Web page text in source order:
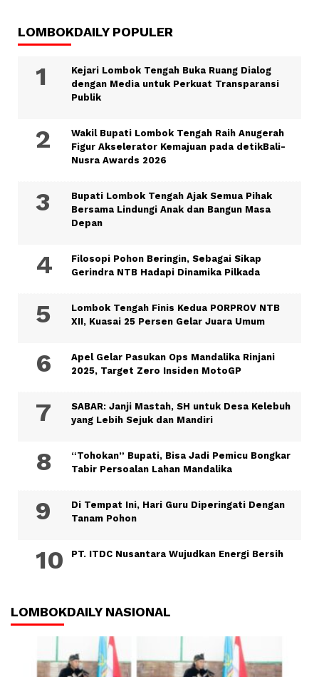
LOMBOKDAILY POPULER
Kejari Lombok Tengah Buka Ruang Dialog
dengan Media untuk Perkuat Transparansi
Publik
Wakil Bupati Lombok Tengah Raih Anugerah
Figur Akselerator Kemajuan pada detikBali-
Nusra Awards 2026
Bupati Lombok Tengah Ajak Semua Pihak
Bersama Lindungi Anak dan Bangun Masa
Depan
Filosopi Pohon Beringin, Sebagai Sikap
Gerindra NTB Hadapi Dinamika Pilkada
Lombok Tengah Finis Kedua PORPROV NTB
XII, Kuasai 25 Persen Gelar Juara Umum
Apel Gelar Pasukan Ops Mandalika Rinjani
2025, Target Zero Insiden MotoGP
SABAR: Janji Mastah, SH untuk Desa Kelebuh
yang Lebih Sejuk dan Mandiri
“Tohokan” Bupati, Bisa Jadi Pemicu Bongkar
Tabir Persoalan Lahan Mandalika
Di Tempat Ini, Hari Guru Diperingati Dengan
Tanam Pohon
PT. ITDC Nusantara Wujudkan Energi Bersih
LOMBOKDAILY NASIONAL